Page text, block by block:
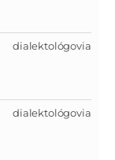
dialektológovia
dialektológovia